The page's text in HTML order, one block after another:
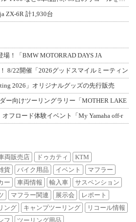
ZX-6R 計1,930台
場！「BMW MOTORRAD DAYS JA
8/22開催「2026グッドスマイルミーティン
2026」オリジナルグッズの先行販売
ー向けツーリングラリー「MOTHER LAKE
オフロード体験イベント「My Yamaha off-r
両販売店 ドゥカティ
KTM
貨 バイク用品 イベント
マフラー
ー 車両情報 輸入車
サスペンション
マフラー関連 展示会
レポート
ング キャンプツーリング
リコール情報
フ ツーリング用品